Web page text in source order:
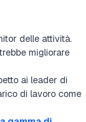
delle attività.
migliorare
ai leader di
di lavoro come